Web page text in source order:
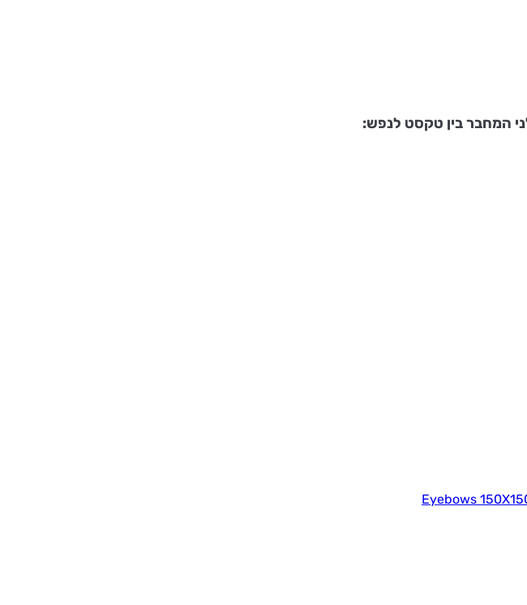
המחבר בין טקסט לנפש: